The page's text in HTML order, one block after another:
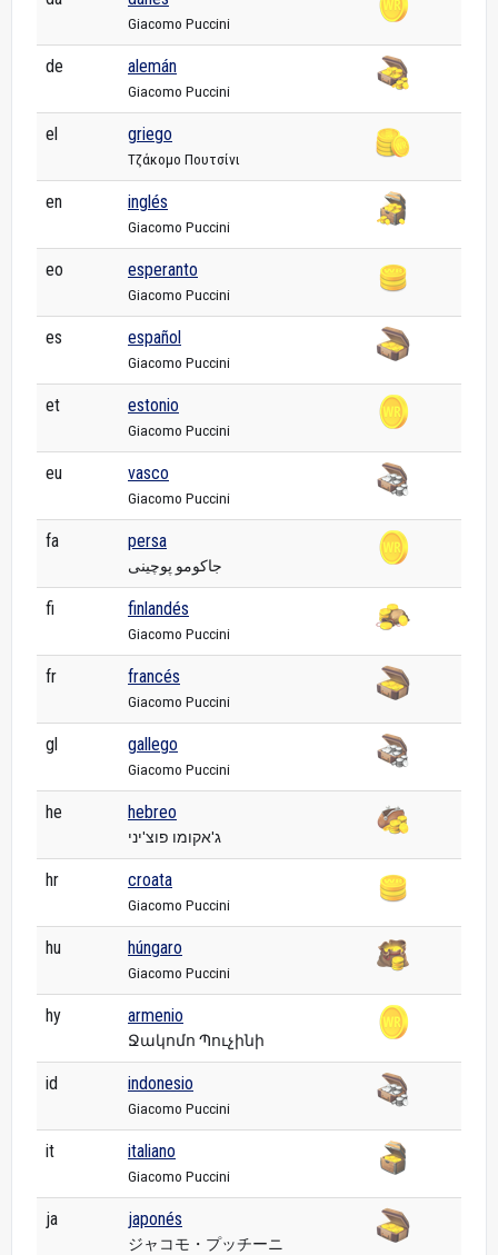
Giacomo Puccini
de alemán
Giacomo Puccini
el griego
Τζάκομο Πουτσίνι
en inglés
Giacomo Puccini
eo esperanto
Giacomo Puccini
es español
Giacomo Puccini
et estonio
Giacomo Puccini
eu vasco
Giacomo Puccini
fa persa
جاکومو پوچینی
fi finlandés
Giacomo Puccini
fr francés
Giacomo Puccini
gl gallego
Giacomo Puccini
he hebreo
ג'אקומו פוצ'יני
hr croata
Giacomo Puccini
hu húngaro
Giacomo Puccini
hy armenio
Ջակոմո Պուչինի
id indonesio
Giacomo Puccini
it italiano
Giacomo Puccini
ja japonés
ジャコモ・プッチーニ